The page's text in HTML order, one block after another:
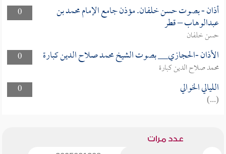
0
أذان - بصوت حسن خلفان. مؤذن جامع الإمام محمد بن
عبدالوهاب – قطر
حسن خلفان
0
الأذان -الحجازي__ بصوت الشيخ محمد صلاح الدين كبارة
محمد صلاح الدين كبارة
0
الليالي الخوالي
(...)
عدد مرات